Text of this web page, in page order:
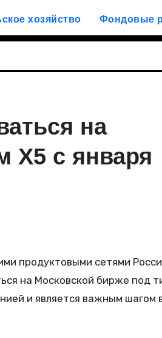
хозяйство Фондовые
на
X5 с января
на Московской бирже под
и является важным шагом